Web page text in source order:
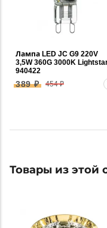
Лампа LED JC G9 220V
3,5W 360G 3000K
940422
389 ₽ 454 ₽
Товары из этой